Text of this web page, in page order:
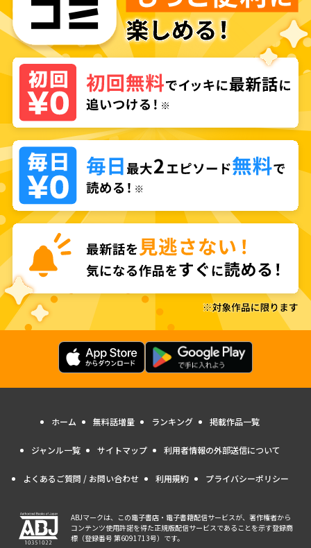
ホーム 無料話増量 ランキング 掲載作品一覧
ジャンル一覧 サイトマップ 利用者情報の外部送信について
よくあるご質問 / お問い合わせ 利用規約 プライバシーポリシー
ABJマークは、この電子書店・電子書籍配信サービスが、著作権者から
コンテンツ使用許諾を得た正規版配信サービスであることを示す登録商
標（登録番号 第6091713号）です。